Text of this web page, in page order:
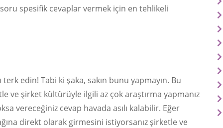
spesifik cevaplar vermek için en tehlikeli
edin! Tabi ki şaka, sakın bunu yapmayın. Bu
ve şirket kültürüyle ilgili az çok araştırma yapmanız
vereceğiniz cevap havada asılı kalabilir. Eğer
direkt olarak girmesini istiyorsanız şirketle ve